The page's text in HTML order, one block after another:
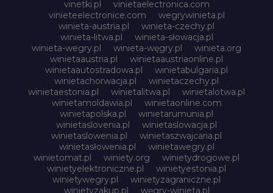
vinetki.pl
vinietaelectronica.com
vinieteelectronice.com
wegrywinieta.pl
winieta-austria.pl
winieta-czechy.pl
winieta-litwa.pl
winieta-słowacja.pl
winieta-wegry.pl
winieta-węgry.pl
winieta.org
winietaaustria.pl
winietaaustriaonline.pl
winietaautostradowa.pl
winietabulgaria.pl
winietachorwacja.pl
winietaczechy.pl
winietaestonia.pl
winietalitwa.pl
winietalotwa.pl
winietamoldawia.pl
winietaonline.com
winietapolska.pl
winietarumunia.pl
winietaslovenia.pl
winietaslowacja.pl
winietaslowenia.pl
winietaszwajcaria.pl
winietasłowenia.pl
winietawegry.pl
winietomat.pl
winiety.org
winietydrogowe.pl
winietyelektroniczne.pl
winietyestonia.pl
winietywegry.pl
winietyzagraniczne.pl
winietyzakup.pl
węgry-winieta.pl